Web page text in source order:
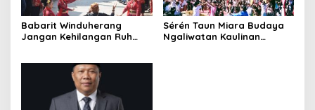
Babarit Winduherang
Jangan Kehilangan Ruh
Sérén Taun Miara Budaya
Ngaliwatan Kaulinan